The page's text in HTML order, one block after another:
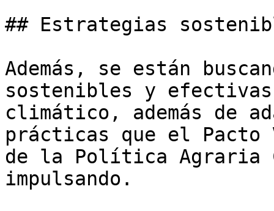
## Estrategias
Además, se están
sostenibles y efectivas
climático, además de
prácticas que el Pacto
de la Política Agraria
impulsando.